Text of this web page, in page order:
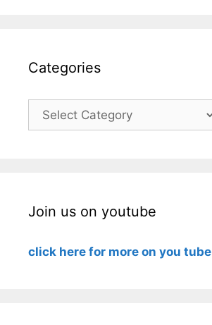
Categories
Categories
Join us on youtube
click here for more on you tube